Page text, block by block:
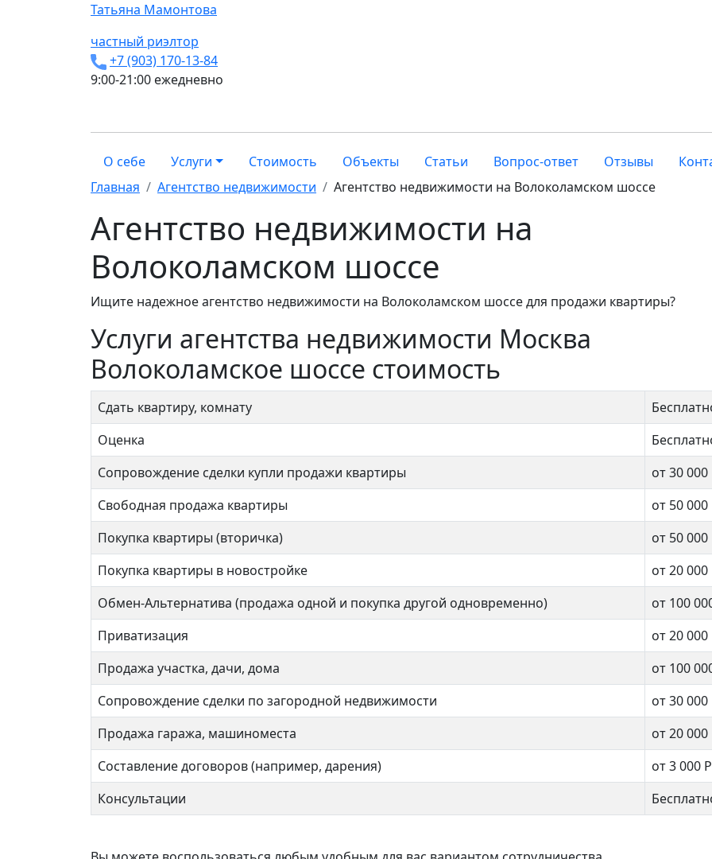
Татьяна Мамонтова
частный риэлтор
+7 (903) 170-13-84
9:00-21:00 ежедневно
О себе Услуги Стоимость Объекты Статьи Вопрос-ответ Отзывы
Главная
Агентство недвижимости Агентство недвижимости на Волоколамском шоссе
Агентство недвижимости на
Волоколамском шоссе
Ищите надежное агентство недвижимости на Волоколамском шоссе для продажи квартиры?
Услуги агентства недвижимости Москва
Волоколамское шоссе стоимость
Сдать квартиру, комнату
Оценка
Сопровождение сделки купли продажи квартиры
от 30 000
Свободная продажа квартиры
от 50 000
Покупка квартиры (вторичка)
от 50 000
Покупка квартиры в новостройке
от 20 000
Обмен-Альтернатива (продажа одной и покупка другой одновременно)
от 100
Приватизация
от 20 000
Продажа участка, дачи, дома
от 100
Сопровождение сделки по загородной недвижимости
от 30 000
Продажа гаража, машиноместа
от 20 000
Составление договоров (например, дарения)
от 3 000 Р
Консультации